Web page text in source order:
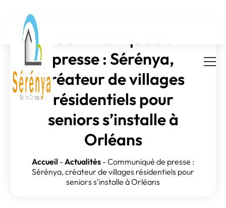
presse : Sérénya,
créateur de villages
résidentiels pour
seniors s’installe à
Orléans
Accueil -Actualités -Communiqué de presse :
Sérénya, créateur de villages résidentiels pour
seniors s’installe à Orléans